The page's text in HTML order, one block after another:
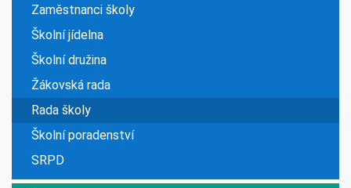
Zaměstnanci školy
Školní jídelna
Školní družina
Žákovská rada
Rada školy
Školní poradenství
SRPD